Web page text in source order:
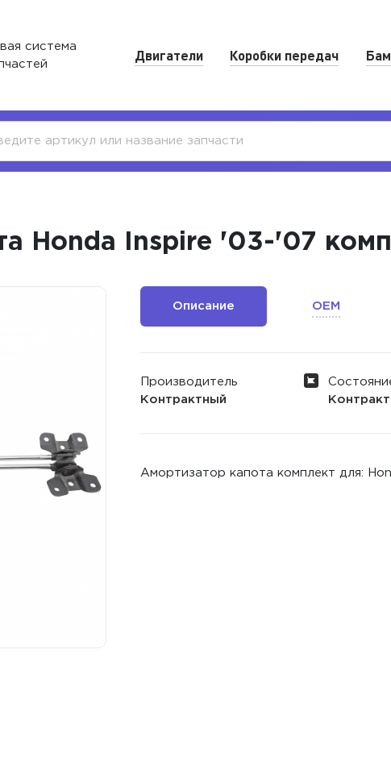
система
Двигатели Коробки передач
Honda Inspire '03-'07
Описание OEM
Производитель
Контрактный
Амортизатор капота комплект для: